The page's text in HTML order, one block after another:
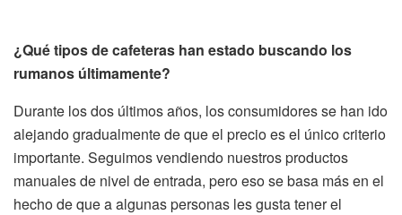
¿Qué tipos de cafeteras han estado buscando los
rumanos últimamente?
Durante los dos últimos años, los consumidores se han ido
alejando gradualmente de que el precio es el único criterio
importante. Seguimos vendiendo nuestros productos
manuales de nivel de entrada, pero eso se basa más en el
hecho de que a algunas personas les gusta tener el